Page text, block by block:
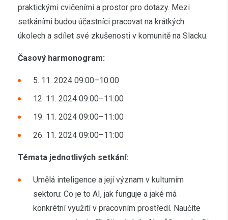
praktickými cvičeními a prostor pro dotazy. Mezi
setkáními budou účastníci pracovat na krátkých
úkolech a sdílet své zkušenosti v komunitě na Slacku.
Časový harmonogram:
5. 11. 2024 09:00–10:00
12. 11. 2024 09:00–11:00
19. 11. 2024 09:00–11:00
26. 11. 2024 09:00–11:00
Témata jednotlivých setkání:
Umělá inteligence a její význam v kulturním
sektoru: Co je to AI, jak funguje a jaké má
konkrétní využití v pracovním prostředí. Naučíte